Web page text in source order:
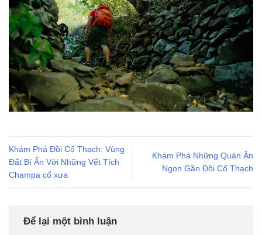
Khám Phá Đồi Cổ Thạch: Vùng
Đất Bí Ẩn Với Những Vết Tích
Champa cổ xưa
Khám Phá Những Quán Ăn
Ngon Gần Đồi Cổ Thạch
Để lại một bình luận